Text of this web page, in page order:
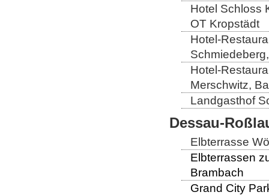
Hotel Schloss
OT Kropstädt
Hotel-
Hotel-
Merschwitz,
Landgasthof
Dessau-
Elbterrasse
Elbterrassen
Brambach
Grand City